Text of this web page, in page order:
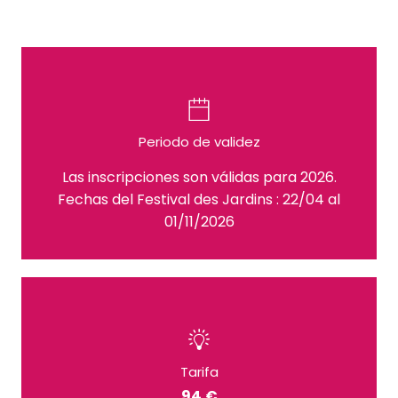
Periodo de validez
Las inscripciones son válidas para 2026.
Fechas del Festival des Jardins : 22/04 al
01/11/2026
Tarifa